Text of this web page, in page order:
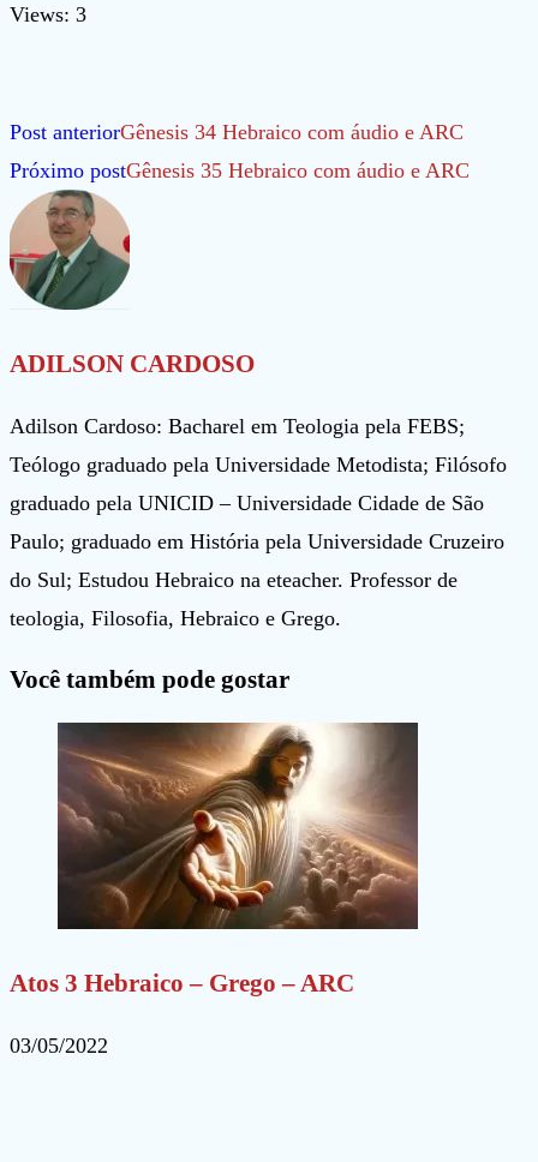
Views: 3
Leia
mais
artigos
Post anteriorGênesis 34 Hebraico com áudio e ARC
Próximo postGênesis 35 Hebraico com áudio e ARC
ADILSON CARDOSO
Adilson Cardoso: Bacharel em Teologia pela FEBS;
Teólogo graduado pela Universidade Metodista; Filósofo
graduado pela UNICID – Universidade Cidade de São
Paulo; graduado em História pela Universidade Cruzeiro
do Sul; Estudou Hebraico na eteacher. Professor de
teologia, Filosofia, Hebraico e Grego.
Você também pode gostar
Atos 3 Hebraico – Grego – ARC
03/05/2022